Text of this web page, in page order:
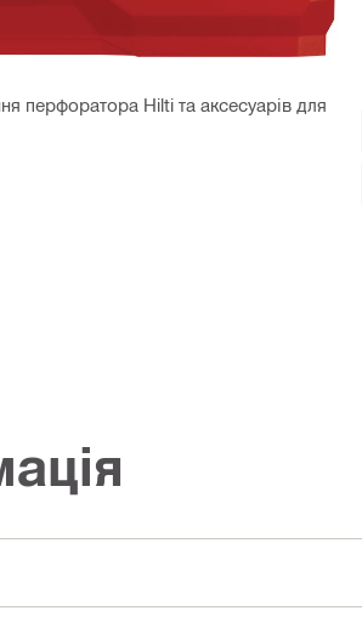
перфоратора Hilti та аксесуарів для